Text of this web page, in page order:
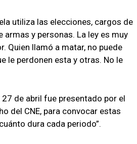
utiliza las elecciones, cargos de
y personas. La ley es muy
Quien llamó a matar, no puede
le perdonen esta y otras. No le
de abril fue presentado por el
del CNE, para convocar estas
dura cada periodo”.